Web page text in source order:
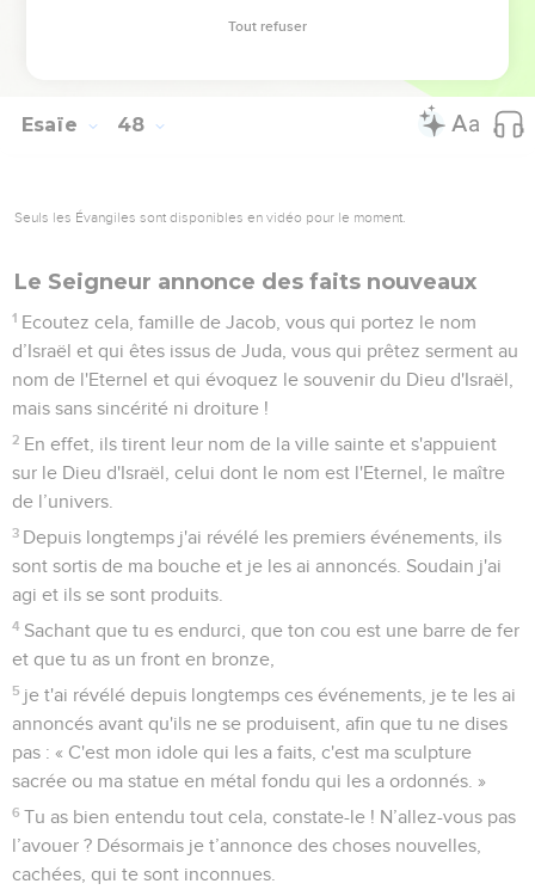
fatiguée à consulter. Ceux qui ont fait des affaires avec toi
Esaïe 48
Seuls les Évangiles sont disponibles en vidéo pour le moment.
Le Seigneur annonce des faits nouveaux
1 Ecoutez cela, famille de Jacob, vous qui portez le nom
d’Israël et qui êtes issus de Juda, vous qui prêtez serment au
nom de l'Eternel et qui évoquez le souvenir du Dieu d'Israël,
mais sans sincérité ni droiture !
2 En effet, ils tirent leur nom de la ville sainte et s'appuient
sur le Dieu d'Israël, celui dont le nom est l'Eternel, le maître
de l’univers.
3 Depuis longtemps j'ai révélé les premiers événements, ils
sont sortis de ma bouche et je les ai annoncés. Soudain j'ai
agi et ils se sont produits.
4 Sachant que tu es endurci, que ton cou est une barre de fer
et que tu as un front en bronze,
5 je t'ai révélé depuis longtemps ces événements, je te les ai
annoncés avant qu'ils ne se produisent, afin que tu ne dises
pas : « C'est mon idole qui les a faits, c'est ma sculpture
sacrée ou ma statue en métal fondu qui les a ordonnés. »
6 Tu as bien entendu tout cela, constate-le ! N’allez-vous pas
l’avouer ? Désormais je t’annonce des choses nouvelles,
cachées, qui te sont inconnues.
Tout refuser